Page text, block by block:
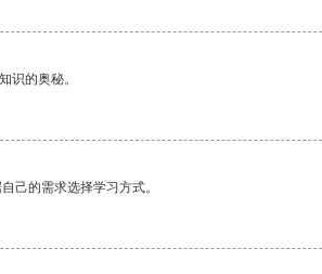
识的奥秘。
己的需求选择学习方式。